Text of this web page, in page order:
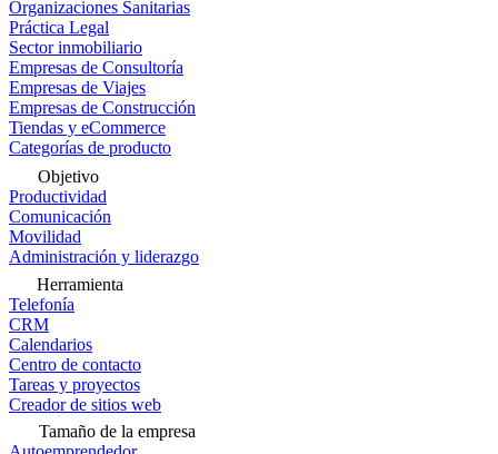
Organizaciones Sanitarias
Práctica Legal
Sector inmobiliario
Empresas de Consultoría
Empresas de Viajes
Empresas de Construcción
Tiendas y eCommerce
Categorías de producto
Objetivo
Productividad
Comunicación
Movilidad
Administración y liderazgo
Herramienta
Telefonía
CRM
Calendarios
Centro de contacto
Tareas y proyectos
Creador de sitios web
Tamaño de la empresa